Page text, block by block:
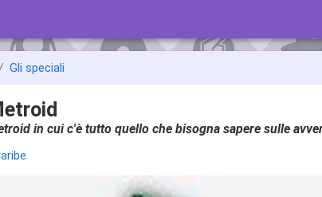
Gli speciali
in cui c'è tutto quello che bisogna sapere sulle